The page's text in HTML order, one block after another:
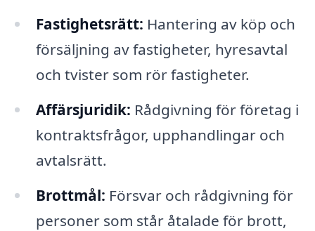
Fastighetsrätt: Hantering av köp och
försäljning av fastigheter, hyresavtal
och tvister som rör fastigheter.
Affärsjuridik: Rådgivning för företag i
kontraktsfrågor, upphandlingar och
avtalsrätt.
Brottmål: Försvar och rådgivning för
personer som står åtalade för brott,